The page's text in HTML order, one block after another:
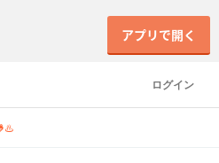
ログイン
アプリで開く